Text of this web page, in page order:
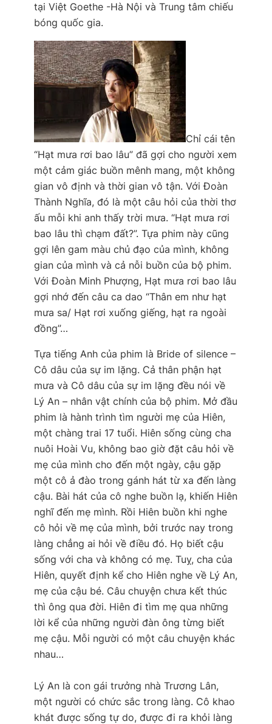
tại Việt Goethe -Hà Nội và Trung tâm chiếu
bóng quốc gia.
Chỉ cái tên
“Hạt mưa rơi bao lâu” đã gợi cho người xem
một cảm giác buồn mênh mang, một không
gian vô định và thời gian vô tận. Với Đoàn
Thành Nghĩa, đó là một câu hỏi của thời thơ
ấu mỗi khi anh thấy trời mưa. “Hạt mưa rơi
bao lâu thì chạm đất?”. Tựa phim này cũng
gợi lên gam màu chủ đạo của mình, không
gian của mình và cả nỗi buồn của bộ phim.
Với Đoàn Minh Phượng, Hạt mưa rơi bao lâu
gợi nhớ đến câu ca dao “Thân em như hạt
mưa sa/ Hạt rơi xuống giếng, hạt ra ngoài
đồng”…
Tựa tiếng Anh của phim là Bride of silence –
Cô dâu của sự im lặng. Cả thân phận hạt
mưa và Cô dâu của sự im lặng đều nói về
Lý An – nhân vật chính của bộ phim. Mở đầu
phim là hành trình tìm người mẹ của Hiên,
một chàng trai 17 tuổi. Hiên sống cùng cha
nuôi Hoài Vu, không bao giờ đặt câu hỏi về
mẹ của mình cho đến một ngày, cậu gặp
một cô ả đào trong gánh hát từ xa đến làng
cậu. Bài hát của cô nghe buồn lạ, khiến Hiên
nghĩ đến mẹ mình. Rồi Hiên buồn khi nghe
cô hỏi về mẹ của mình, bởi trước nay trong
làng chẳng ai hỏi về điều đó. Họ biết cậu
sống với cha và không có mẹ. Tuỵ, cha của
Hiên, quyết định kể cho Hiên nghe về Lý An,
mẹ của cậu bé. Câu chuyện chưa kết thúc
thì ông qua đời. Hiên đi tìm mẹ qua những
lời kể của những người đàn ông từng biết
mẹ cậu. Mỗi người có một câu chuyện khác
nhau…
Lý An là con gái trưởng nhà Trương Lân,
một người có chức sắc trong làng. Cô khao
khát được sống tự do, được đi ra khỏi làng